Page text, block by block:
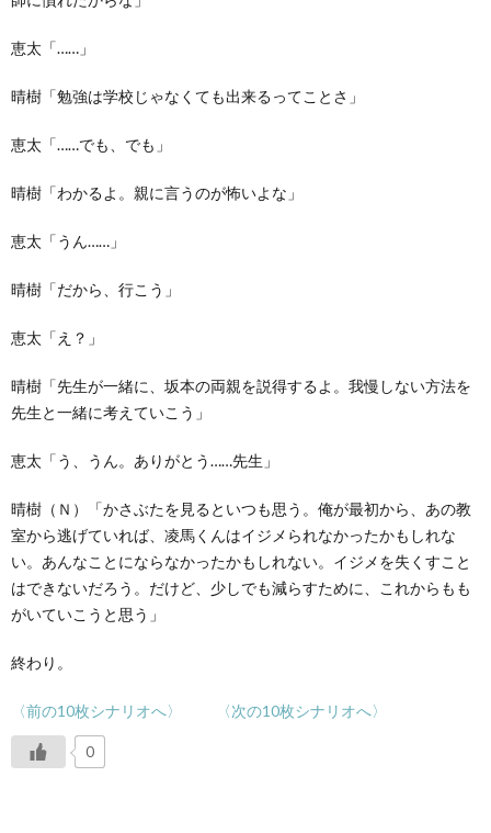
恵太「……」
晴樹「勉強は学校じゃなくても出来るってことさ」
恵太「……でも、でも」
晴樹「わかるよ。親に言うのが怖いよな」
恵太「うん……」
晴樹「だから、行こう」
恵太「え？」
晴樹「先生が一緒に、坂本の両親を説得するよ。我慢しない方法を
先生と一緒に考えていこう」
恵太「う、うん。ありがとう……先生」
晴樹（Ｎ）「かさぶたを見るといつも思う。俺が最初から、あの教
室から逃げていれば、凌馬くんはイジメられなかったかもしれな
い。あんなことにならなかったかもしれない。イジメを失くすこと
はできないだろう。だけど、少しでも減らすために、これからもも
がいていこうと思う」
終わり。
〈前の10枚シナリオへ〉 〈次の10枚シナリオへ〉
0